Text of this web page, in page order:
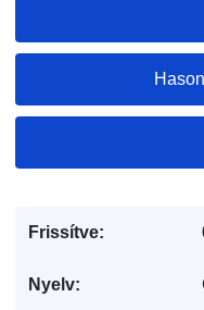
Frissítve:
Nyelv: